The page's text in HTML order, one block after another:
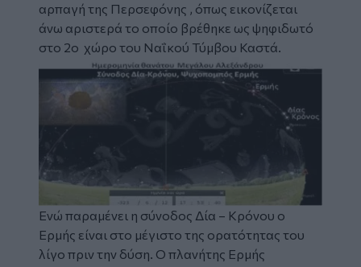
αρπαγή της Περσεφόνης , όπως εικονίζεται
άνω αριστερά το οποίο βρέθηκε ως ψηφιδωτό
στο 2ο χώρο του Ναΐκού Τύμβου Καστά.
Image
Ενώ παραμένει η σύνοδος Δία – Κρόνου ο
Ερμής είναι στο μέγιστο της ορατότητας του
λίγο πριν την δύση. Ο πλανήτης Ερμής